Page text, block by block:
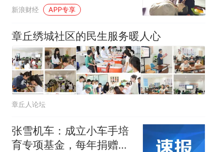
人生
知识进万家”宣传月活动
新浪财经 APP专享
章丘绣城社区的民生服务暖人心
章丘人论坛
张雪机车：成立小车手培
育专项基金，每年捐赠